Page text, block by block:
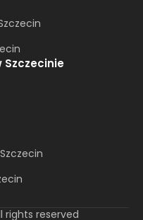
Szczecinie
rights reserved